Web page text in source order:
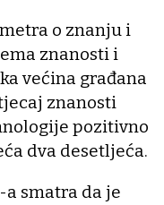
o znanju i
znanosti i
većina građana
znanosti
pozitivno
dva desetljeća.
a smatra da je